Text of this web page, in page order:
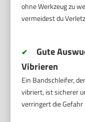
ohne Werkzeug zu
vermeidest du
✔
Gute
Vibrieren
Ein Bandschleifer,
vibriert, ist sicherer
verringert die